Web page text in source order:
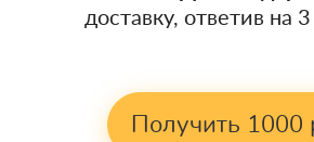
доставку, ответив на
Получить 1000